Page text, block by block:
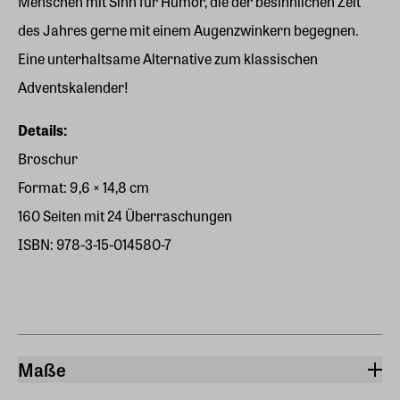
des Jahres gerne mit einem Augenzwinkern begegnen.
Eine unterhaltsame Alternative zum klassischen
Adventskalender!
Details:
Broschur
Format: 9,6 × 14,8 cm
160 Seiten mit 24 Überraschungen
ISBN: 978-3-15-014580-7
Maße